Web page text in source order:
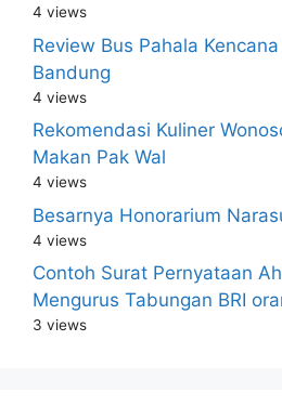
4 views
Review Bus Pahala
Bandung
4 views
Rekomendasi Kuliner
Makan Pak Wal
4 views
Besarnya Honorarium
4 views
Contoh Surat Pernyataan
Mengurus Tabungan BRI
3 views